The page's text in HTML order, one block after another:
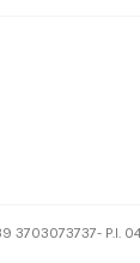
3703073737- P.I.